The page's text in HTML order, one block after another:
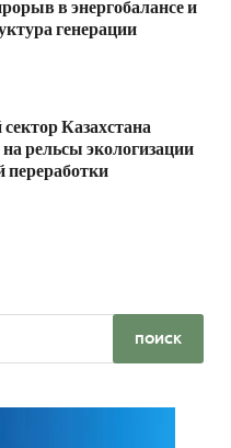
в энергобалансе и
генерации
Казахстана
на рельсы экологизации
переработки